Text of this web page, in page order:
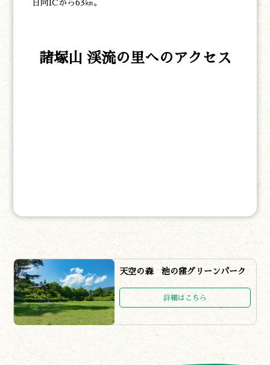
日向ICから63㎞。
諸塚山 渓流の里へのアクセス
天空の森 池の窪グリーンパーク
詳細はこちら